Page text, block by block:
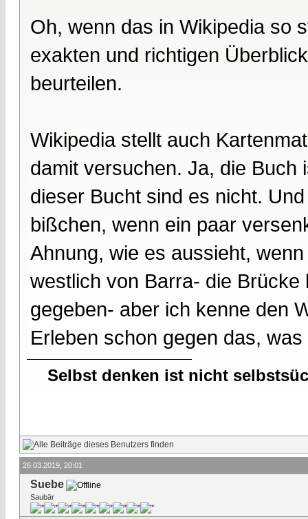
Oh, wenn das in Wikipedia so
exakten und richtigen
beurteilen.
Wikipedia stellt auch
damit versuchen. Ja, die
dieser Bucht sind es nicht.
bißchen, wenn ein paar
Ahnung, wie es aussieht,
westlich von Barra- die
gegeben- aber ich kenne den
Erleben schon gegen das,
Selbst denken ist nicht
26.03.2019, 20:01
Suebe
Saubär